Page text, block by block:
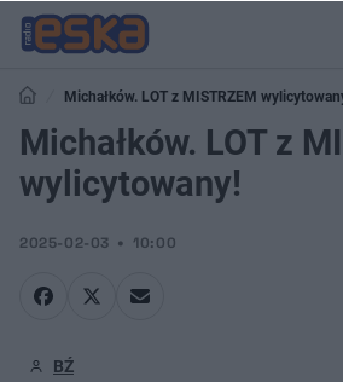
Michałków. LOT z MISTRZEM
Michałków. LOT z
wylicytowany!
2025-02-03 10:00
BŹ